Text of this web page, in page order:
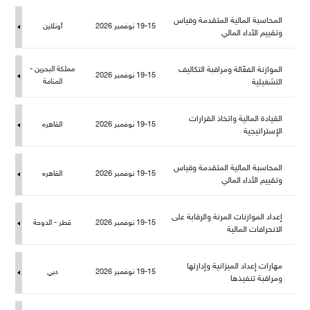
المحاسبة المالية المتقدمة وقياس
وتقييم الأداء المالي
19-15 نوفمبر 2026 أونلاين
الموازنة الفعّالة ومراقبة التكاليف
التشغيلية
19-15 نوفمبر 2026
كة البحرين -
المنامة
القيادة المالية واتخاذ القرارات
الإستراتيجية
19-15 نوفمبر 2026 القاهره
المحاسبة المالية المتقدمة وقياس
وتقييم الأداء المالي
19-15 نوفمبر 2026 القاهره
إعداد الموازنات المرنة والرقابة على
الانحرافات المالية
19-15 نوفمبر 2026 قطر - الدوحة
هارات إعداد الميزانية وإدارتها
ومراقبة تنفيذها
19-15 نوفمبر 2026 دبي